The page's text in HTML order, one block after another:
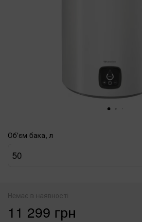
Об'єм бака, л
50
Немає в наявності
11 299 грн